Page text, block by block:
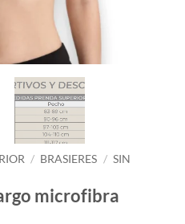
/ BRASIERES / SIN
microfibra